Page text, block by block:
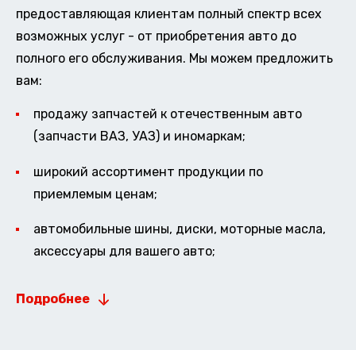
предоставляющая клиентам полный спектр всех
возможных услуг - от приобретения авто до
полного его обслуживания. Мы можем предложить
вам:
продажу запчастей к отечественным авто
(запчасти ВАЗ, УАЗ) и иномаркам;
широкий ассортимент продукции по
приемлемым ценам;
автомобильные шины, диски, моторные масла,
аксессуары для вашего авто;
Подробнее